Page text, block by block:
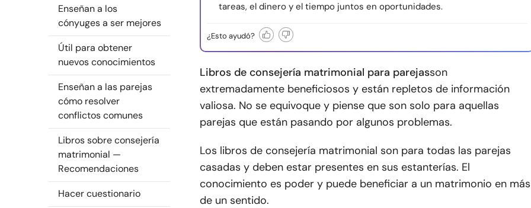
Enseñan a los
cónyuges a ser mejores
Útil para obtener
nuevos conocimientos
Enseñan a las parejas
cómo resolver
conflictos comunes
Libros sobre consejería
matrimonial —
Recomendaciones
Hacer cuestionario
tareas, el dinero y el tiempo juntos en oportunidades.
¿Esto ayudó?
Libros de consejería matrimonial para parejasson
extremadamente beneficiosos y están repletos de información
valiosa. No se equivoque y piense que son solo para aquellas
parejas que están pasando por algunos problemas.
Los libros de consejería matrimonial son para todas las parejas
casadas y deben estar presentes en sus estanterías. El
conocimiento es poder y puede beneficiar a un matrimonio en más
de un sentido.